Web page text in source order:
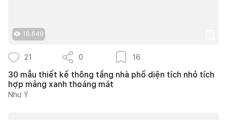
16.649
21 0 16
30 mẫu thiết kế thông tầng nhà phố diện tích nhỏ tích
hợp mảng xanh thoáng mát
Như Ý